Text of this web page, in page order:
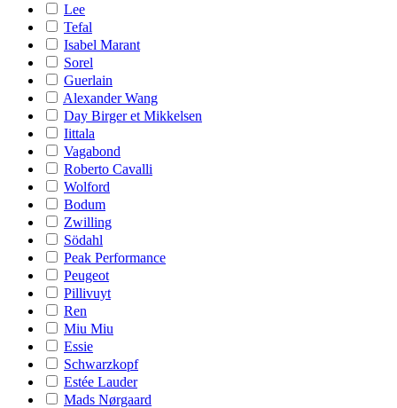
Lee
Tefal
Isabel Marant
Sorel
Guerlain
Alexander Wang
Day Birger et Mikkelsen
Iittala
Vagabond
Roberto Cavalli
Wolford
Bodum
Zwilling
Södahl
Peak Performance
Peugeot
Pillivuyt
Ren
Miu Miu
Essie
Schwarzkopf
Estée Lauder
Mads Nørgaard